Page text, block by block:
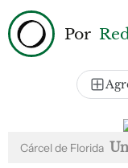
Por
Cárcel de Florida